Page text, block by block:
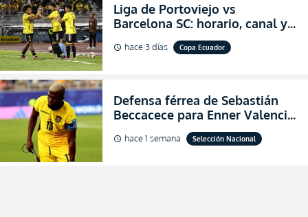
Liga de Portoviejo vs
Barcelona SC: horario, canal y
dónde ver EN VIVO los octavos
de final de la Copa Ecuador
schedule hace 3 días Copa Ecuador
Defensa férrea de Sebastián
Beccacece para Enner Valencia
al indicar que era el hombre
indicado para Ecuador
schedule hace 1 semana Selección Nacional